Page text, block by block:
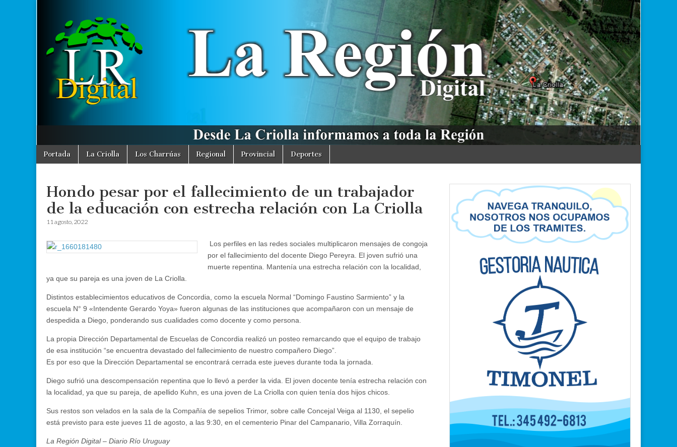
La
Región
Digital
Desde La
Criolla
informamos
a toda la
Región
Main
menu
Skip
Portada La Criolla Los Charrúas Regional Provincial Deportes
Hondo pesar por el fallecimiento de un trabajador
de la educación con estrecha relación con La Criolla
11 agosto, 2022
Los perfiles en las redes sociales multiplicaron mensajes de congoja
por el fallecimiento del docente Diego Pereyra. El joven sufrió una
muerte repentina. Mantenía una estrecha relación con la localidad,
ya que su pareja es una joven de La Criolla.
Distintos establecimientos educativos de Concordia, como la escuela Normal “Domingo Faustino Sarmiento” y la
escuela N° 9 «Intendente Gerardo Yoya» fueron algunas de las instituciones que acompañaron con un mensaje de
despedida a Diego, ponderando sus cualidades como docente y como persona.
La propia Dirección Departamental de Escuelas de Concordia realizó un posteo remarcando que el equipo de trabajo
de esa institución “se encuentra devastado del fallecimiento de nuestro compañero Diego”.
Es por eso que la Dirección Departamental se encontrará cerrada este jueves durante toda la jornada.
Diego sufrió una descompensación repentina que lo llevó a perder la vida. El joven docente tenía estrecha relación con
la localidad, ya que su pareja, de apellido Kuhn, es una joven de La Criolla con quien tenía dos hijos chicos.
Sus restos son velados en la sala de la Compañía de sepelios Trimor, sobre calle Concejal Veiga al 1130, el sepelio
está previsto para este jueves 11 de agosto, a las 9:30, en el cementerio Pinar del Campanario, Villa Zorraquín.
La Región Digital – Diario Río Uruguay